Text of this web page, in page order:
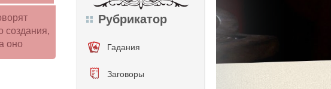
создания,
оно
Рубрикатор
Гадания
Заговоры